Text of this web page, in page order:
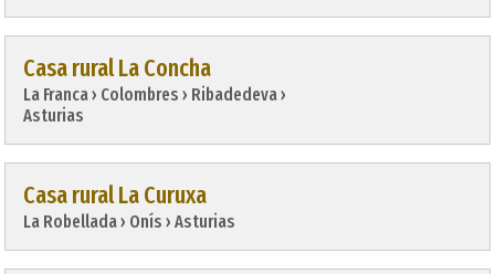
Casa rural La Concha
La Franca › Colombres › Ribadedeva ›
Asturias
Casa rural La Curuxa
La Robellada › Onís › Asturias